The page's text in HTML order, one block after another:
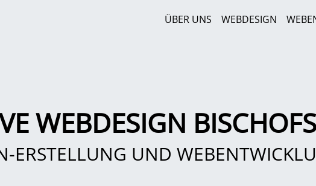
ÜBER UNS WEBDESIGN
WEBDESIGN
ERSTELLUNG UND